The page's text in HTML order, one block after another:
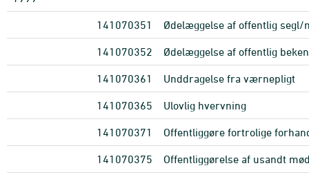
141070351 Ødelæggelse af offentlig
141070352 Ødelæggelse af offentlig
141070361 Unddragelse fra værnepligt
141070365 Ulovlig hvervning
141070371 Offentliggøre fortrolige
141070375 Offentliggørelse af usandt